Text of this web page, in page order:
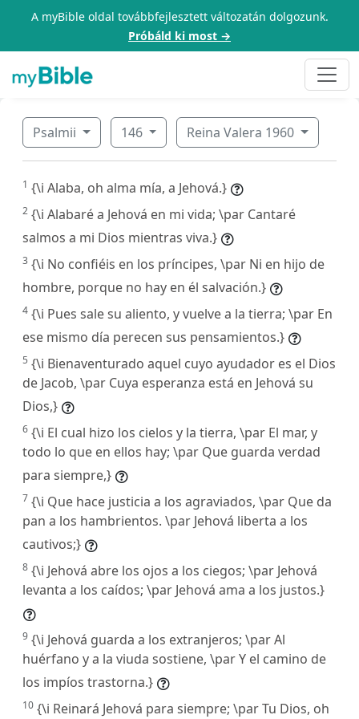
A myBible oldal továbbfejlesztett változatán dolgozunk.
Próbáld ki most →
Psalmii 146 Reina Valera 1960
1 {\i Alaba, oh alma mía, a Jehová.}
2 {\i Alabaré a Jehová en mi vida; \par Cantaré
salmos a mi Dios mientras viva.}
3 {\i No confiéis en los príncipes, \par Ni en hijo de
hombre, porque no hay en él salvación.}
4 {\i Pues sale su aliento, y vuelve a la tierra; \par En
ese mismo día perecen sus pensamientos.}
5 {\i Bienaventurado aquel cuyo ayudador es el Dios
de Jacob, \par Cuya esperanza está en Jehová su
Dios,}
6 {\i El cual hizo los cielos y la tierra, \par El mar, y
todo lo que en ellos hay; \par Que guarda verdad
para siempre,}
7 {\i Que hace justicia a los agraviados, \par Que da
pan a los hambrientos. \par Jehová liberta a los
cautivos;}
8 {\i Jehová abre los ojos a los ciegos; \par Jehová
levanta a los caídos; \par Jehová ama a los justos.}
9 {\i Jehová guarda a los extranjeros; \par Al
huérfano y a la viuda sostiene, \par Y el camino de
los impíos trastorna.}
10 {\i Reinará Jehová para siempre; \par Tu Dios, oh